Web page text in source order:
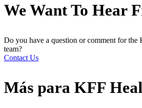
We Want To Hear
Do you have a question or comment for the
team?
Contact Us
Más para KFF